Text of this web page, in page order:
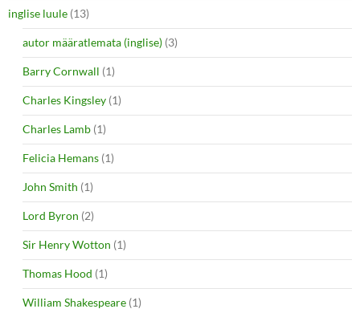
inglise luule (13)
autor määratlemata (inglise) (3)
Barry Cornwall (1)
Charles Kingsley (1)
Charles Lamb (1)
Felicia Hemans (1)
John Smith (1)
Lord Byron (2)
Sir Henry Wotton (1)
Thomas Hood (1)
William Shakespeare (1)